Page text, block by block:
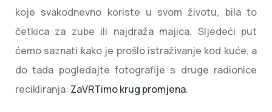
koje svakodnevno koriste u svom životu, bila to
četkica za zube ili najdraža majica. Sljedeći put
ćemo saznati kako je prošlo istraživanje kod kuće, a
do tada pogledajte fotografije s druge radionice
recikliranja: ZaVRTimo krug promjena.